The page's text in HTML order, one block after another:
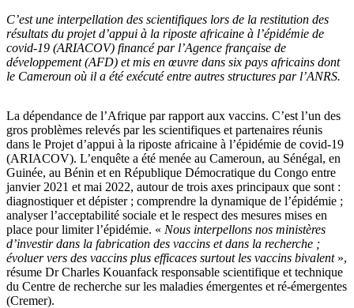
C’est une interpellation des scientifiques lors de la restitution des
résultats du projet d’appui à la riposte africaine à l’épidémie de
covid-19 (ARIACOV) financé par l’Agence française de
développement (AFD) et mis en œuvre dans six pays africains dont
le Cameroun où il a été exécuté entre autres structures par l’ANRS.
La dépendance de l’Afrique par rapport aux vaccins. C’est l’un des
gros problèmes relevés par les scientifiques et partenaires réunis
dans le Projet d’appui à la riposte africaine à l’épidémie de covid-19
(ARIACOV). L’enquête a été menée au Cameroun, au Sénégal, en
Guinée, au Bénin et en République Démocratique du Congo entre
janvier 2021 et mai 2022, autour de trois axes principaux que sont :
diagnostiquer et dépister ; comprendre la dynamique de l’épidémie ;
analyser l’acceptabilité sociale et le respect des mesures mises en
place pour limiter l’épidémie. « Nous interpellons nos ministères
d’investir dans la fabrication des vaccins et dans la recherche ;
évoluer vers des vaccins plus efficaces surtout les vaccins bivalent»,
résume Dr Charles Kouanfack responsable scientifique et technique
du Centre de recherche sur les maladies émergentes et ré-émergentes
(Cremer).